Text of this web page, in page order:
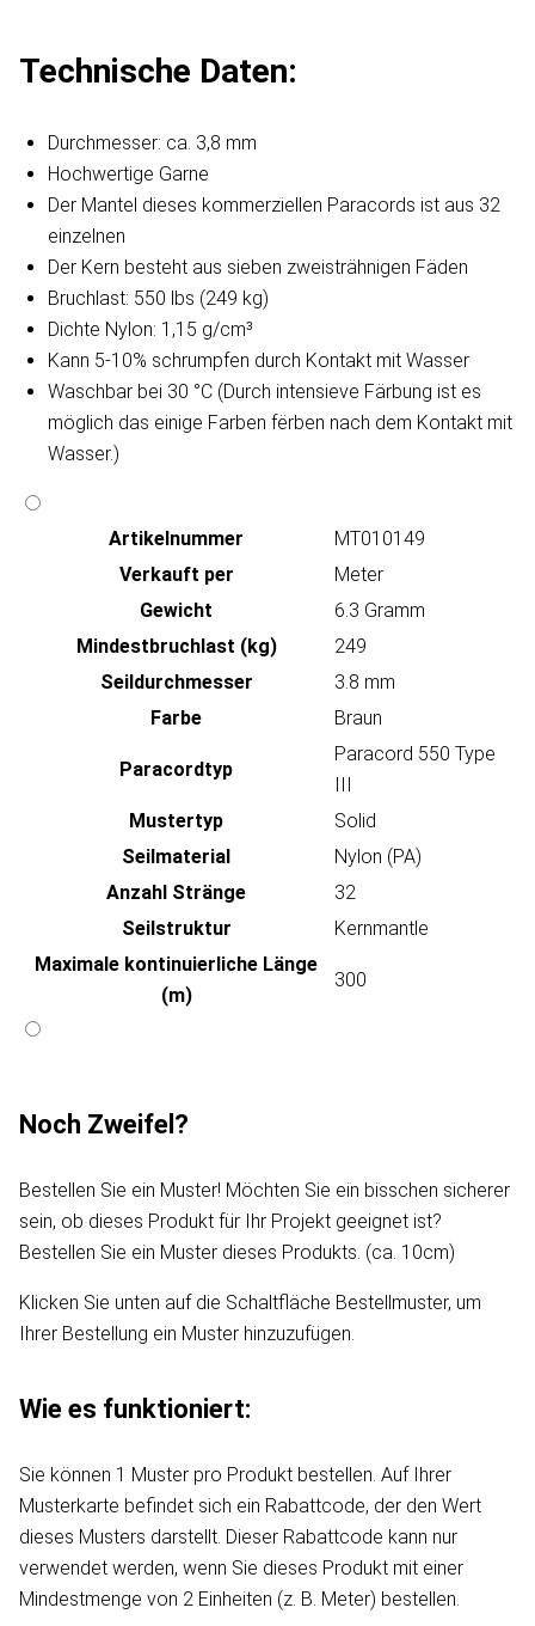
Technische Daten:
Durchmesser: ca. 3,8 mm
Hochwertige Garne
Der Mantel dieses kommerziellen Paracords ist aus 32
einzelnen
Der Kern besteht aus sieben zweisträhnigen Fäden
Bruchlast: 550 lbs (249 kg)
Dichte Nylon: 1,15 g/cm³
Kann 5-10% schrumpfen durch Kontakt mit Wasser
Waschbar bei 30 °C (Durch intensieve Färbung ist es
möglich das einige Farben fërben nach dem Kontakt mit
Wasser.)
Artikeln‌ummer
MT010149
Verkauft per
Meter
Gewicht
6.3 Gramm
Mindestbruchlast (kg)
249
Seildurchmesser
3.8 mm
Farbe
Braun
Paracordtyp
Paracord 550 Type
III
Mustertyp
Solid
Seilmaterial
Nylon (PA)
Anzahl Stränge
32
Seilstruktur
Kernmantle
Maximale kontinuierliche Länge
(m)
300
Noch Zweifel?
Bestellen Sie ein Muster! Möchten Sie ein bisschen sicherer
sein, ob dieses Produkt für Ihr Projekt geeignet ist?
Bestellen Sie ein Muster dieses Produkts. (ca. 10cm)
Klicken Sie unten auf die Schaltfläche Bestellmuster, um
Ihrer Bestellung ein Muster hinzuzufügen.
Wie es funktioniert:
Sie können 1 Muster pro Produkt bestellen. Auf Ihrer
Musterkarte befindet sich ein Rabattcode, der den Wert
dieses Musters darstellt. Dieser Rabattcode kann nur
verwendet werden, wenn Sie dieses Produkt mit einer
Mindestmenge von 2 Einheiten (z. B. Meter) bestellen.